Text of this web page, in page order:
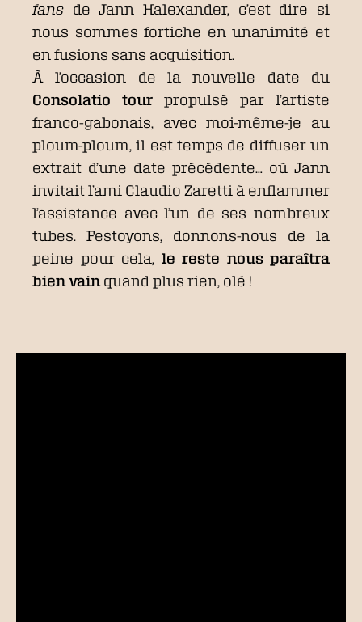
fans de Jann Halexander, c’est dire si
nous sommes fortiche en unanimité et
en fusions sans acquisition.
À l’occasion de la nouvelle date du
Consolatio tour propulsé par l’artiste
franco-gabonais, avec moi-même-je au
ploum-ploum, il est temps de diffuser un
extrait d’une date précédente… où Jann
invitait l’ami Claudio Zaretti à enflammer
l’assistance avec l’un de ses nombreux
tubes. Festoyons, donnons-nous de la
peine pour cela, le reste nous paraîtra
bien vainquand plus rien, olé !